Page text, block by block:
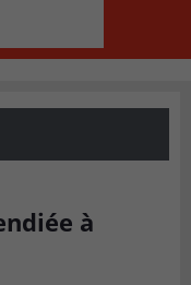
à